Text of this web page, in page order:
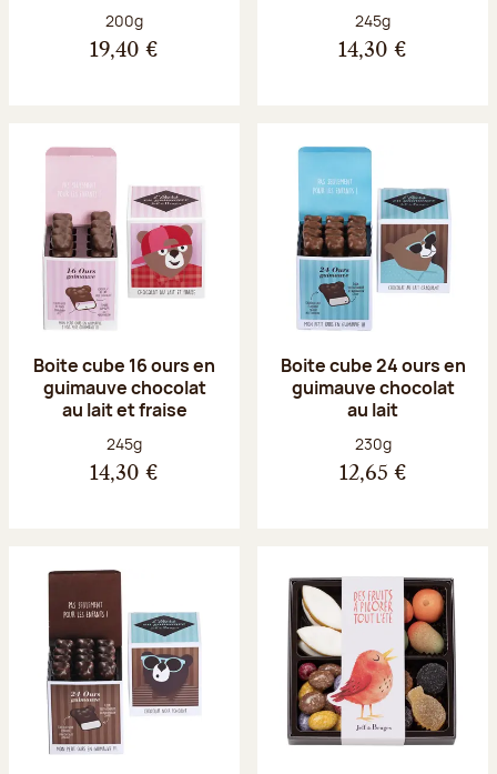
Poids net :
200g
19,40 €
Poids net :
245g
14,30 €
Boite cube 16 ours en
guimauve chocolat
au lait et fraise
Poids net :
245g
14,30 €
Boite cube 24 ours en
guimauve chocolat
au lait
Poids net :
230g
12,65 €